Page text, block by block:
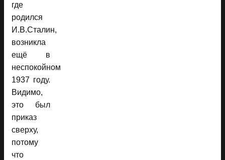
где
родился
И.В.Сталин,
возникла
ещё в
неспокойном
1937 году.
Видимо,
это был
приказ
сверху,
потому
что